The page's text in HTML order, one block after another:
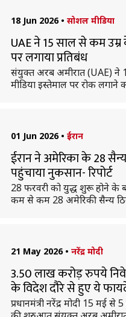
18 Jun 2026 • सोशल मीडिया
UAE ने 15 साल से कम
पर लगाया प्रतिबंध
संयुक्त अरब अमीरात (UAE)
मीडिया इस्तेमाल पर रोक लगाने
01 Jun 2026 • ईरान
ईरान ने अमेरिका के 28
पहुंचाया नुकसान- रिपोर्ट
28 फरवरी को युद्ध शुरू होने के
कम से कम 28 अमेरिकी सैन्य
21 May 2026 • नरेंद्र मोदी
3.50 लाख करोड़ रुपये
के विदेश दौरे से हुए ये
प्रधानमंत्री नरेंद्र मोदी 15 मई से